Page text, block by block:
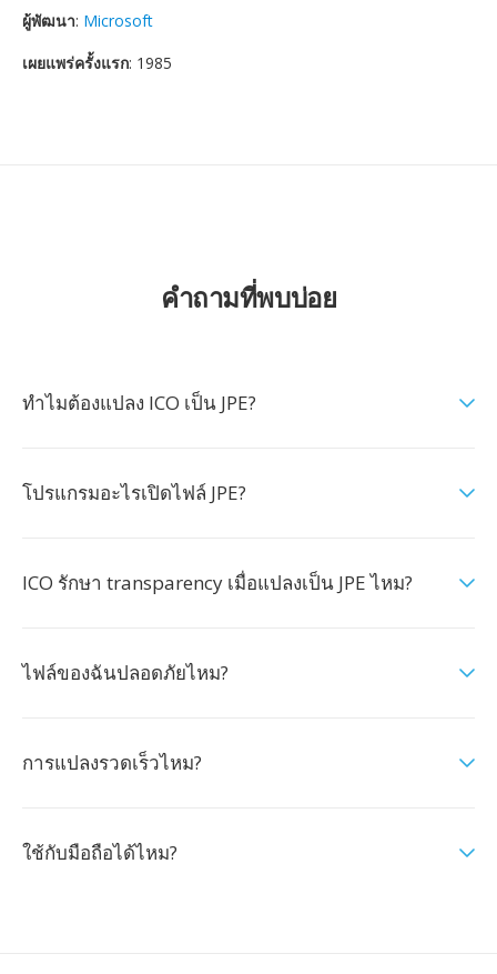
ผู้พัฒนา: Microsoft
เผยแพร่ครั้งแรก: 1985
คำถามที่พบบ่อย
ทำไมต้องแปลง ICO เป็น JPE?
โปรแกรมอะไรเปิดไฟล์ JPE?
ICO รักษา transparency เมื่อแปลงเป็น JPE ไหม?
ไฟล์ของฉันปลอดภัยไหม?
การแปลงรวดเร็วไหม?
ใช้กับมือถือได้ไหม?